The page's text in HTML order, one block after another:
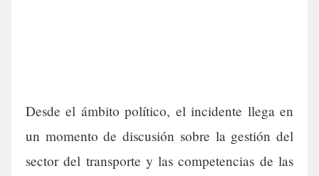
Desde el ámbito político, el incidente llega en
un momento de discusión sobre la gestión del
sector del transporte y las competencias de las